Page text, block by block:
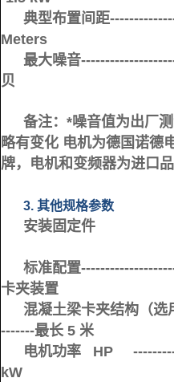
典型布置间距
Meters
最大噪音
贝
备注：*噪音值为出厂
略有变化 电机为德国诺德
牌，电机和变频器为进口
3. 其他规格参数
安装固定件
标准配置
卡夹装置
混凝土梁卡夹结构（选
-------最长 5 米
电机功率 HP
kW